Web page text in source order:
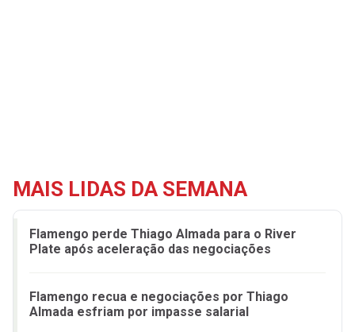
MAIS LIDAS DA SEMANA
Flamengo perde Thiago Almada para o River
Plate após aceleração das negociações
Flamengo recua e negociações por Thiago
Almada esfriam por impasse salarial